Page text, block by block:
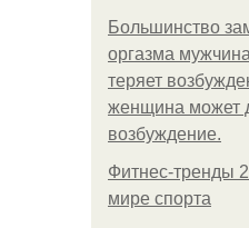
Большинство
оргазма
теряет
женщина может
возбуждение.
Фитнес-тренды
мире спорта